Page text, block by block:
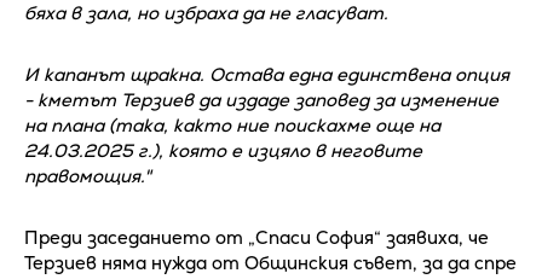
бяха в зала, но избраха да не гласуват.
И капанът щракна. Остава една единствена опция
- кметът Терзиев да издаде заповед за изменение
на плана (така, както ние поискахме още на
24.03.2025 г.), която е изцяло в неговите
правомощия."
Преди заседанието от „Спаси София“ заявиха, че
Терзиев няма нужда от Общинския съвет, за да спре